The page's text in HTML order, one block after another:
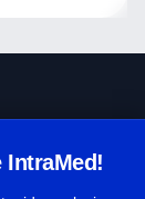
IntraMed!